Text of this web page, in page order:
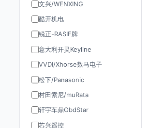
文兴/WENXING
酷开机电
锐正-RASIE牌
意大利开灵Keyline
VVDI/Xhorse数马电子
松下/Panasonic
村田索尼/muRata
轩宇车鼎ObdStar
芯兴遥控